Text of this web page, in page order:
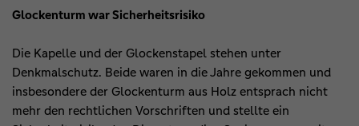
Glockenturm war Sicherheitsrisiko
Die Kapelle und der Glockenstapel stehen unter
Denkmalschutz. Beide waren in die Jahre gekommen und
insbesondere der Glockenturm aus Holz entsprach nicht
mehr den rechtlichen Vorschriften und stellte ein